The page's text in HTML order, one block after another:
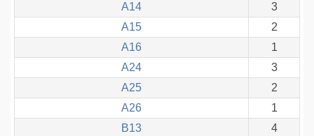
А14
3
А15
2
А16
1
А24
3
А25
2
А26
1
В13
4